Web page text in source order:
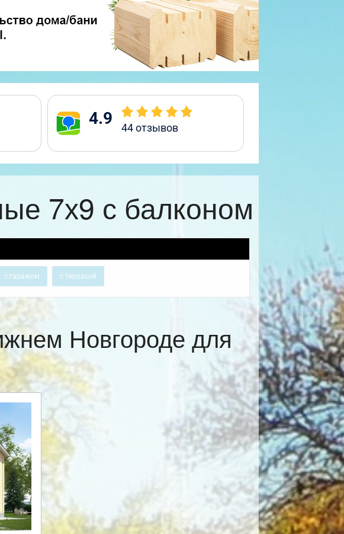
4.9 44отзывов
7х9 с балконом
с гаражом с террасой
Новгороде для